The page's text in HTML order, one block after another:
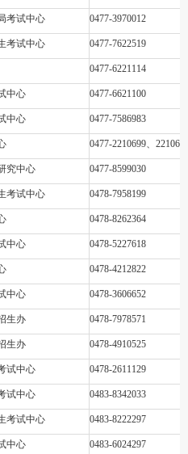
考试中心 0477-3970012
考试中心 0477-7622519
0477-6221114
中心 0477-6621100
中心 0477-7586983
0477-2210699、
究中心 0477-8599030
考试中心 0478-7958199
0478-8262364
中心 0478-5227618
0478-4212822
中心 0478-3606652
生办 0478-7978571
生办 0478-4910525
试中心 0478-2611129
试中心 0483-8342033
考试中心 0483-8222297
中心 0483-6024297